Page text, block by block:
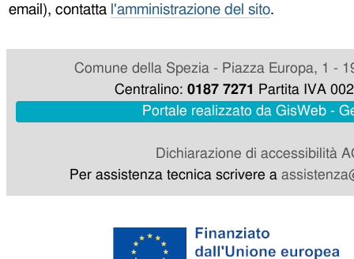
email), contatta l'amministrazione del sito.
Comune della Spezia - Piazza Europa, 1 -
Centralino: 0187 7271
Partita IVA
Portale realizzato da GisWeb -
Dichiarazione di accessibilità
Per assistenza tecnica scrivere a